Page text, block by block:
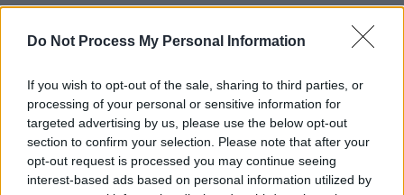
Do Not Process My Personal Information
If you wish to opt-out of the sale, sharing to third parties, or
processing of your personal or sensitive information for
targeted advertising by us, please use the below opt-out
section to confirm your selection. Please note that after your
opt-out request is processed you may continue seeing
interest-based ads based on personal information utilized by
στην Αθήνα πριν από μια εβδομάδα για δύο
κρασιά του. Την ώρα που κάτω από την
Ακρόπολη έκαναν το soundcheck, όχι πολύ
μακριά, στο ξενοδοχείο King George, ο
Master of WineΓιάννης Καρακάσης και ο
γενικός διευθυντής του Il Palagio,Tony